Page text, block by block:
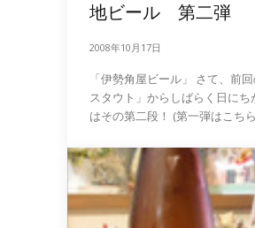
地ビール 第二弾
2008年10月17日
「伊勢角屋ビール」 さて、前回の「伊勢角屋ビール
スタウト」からしばらく日にち
はその第二段！ (第一弾はこち